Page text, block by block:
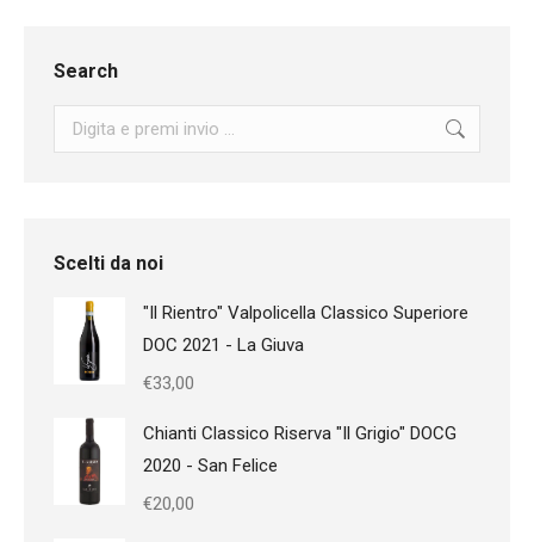
Search
Search:
Scelti da noi
"Il Rientro" Valpolicella Classico Superiore
DOC 2021 - La Giuva
€33,00
Chianti Classico Riserva "Il Grigio" DOCG
2020 - San Felice
€20,00